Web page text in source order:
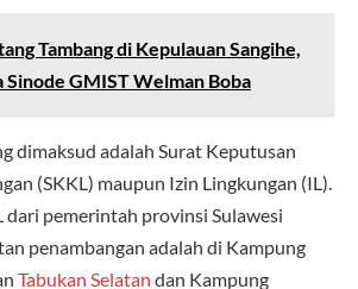
Tambang di Kepulauan Sangihe,
Sinode GMIST Welman Boba
dimaksud adalah Surat Keputusan
(SKKL) maupun Izin Lingkungan (IL).
dari pemerintah provinsi Sulawesi
penambangan adalah di Kampung
Tabukan Selatan dan Kampung